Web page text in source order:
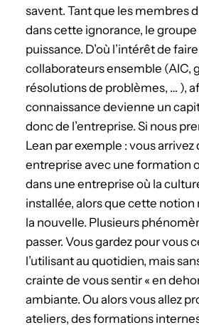
savent. Tant que les membres
dans cette ignorance, le groupe
puissance. D’où l’intérêt de
collaborateurs ensemble (AIC,
résolutions de problèmes, … ),
connaissance devienne un
donc de l’entreprise. Si nous
Lean par exemple : vous arrivez
entreprise avec une formation
dans une entreprise où la
installée, alors que cette notion
la nouvelle. Plusieurs
passer. Vous gardez pour vous
l’utilisant au quotidien, mais
crainte de vous sentir « en
ambiante. Ou alors vous allez
ateliers, des formations